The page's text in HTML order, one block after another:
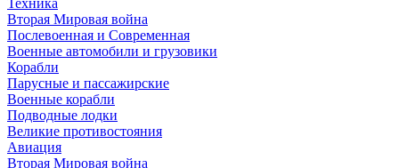
Техника
Вторая Мировая война
Послевоенная и Современная
Военные автомобили и грузовики
Корабли
Парусные и пассажирские
Военные корабли
Подводные лодки
Великие противостояния
Авиация
Вторая Мировая война